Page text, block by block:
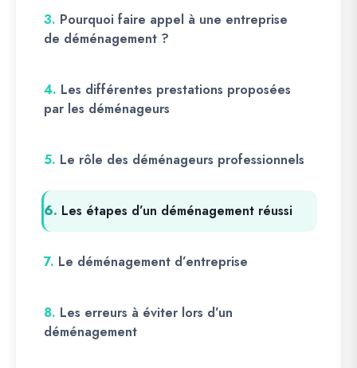
3. Pourquoi faire appel à une entreprise
de déménagement ?
4. Les différentes prestations proposées
par les déménageurs
5. Le rôle des déménageurs professionnels
6. Les étapes d’un déménagement réussi
7. Le déménagement d’entreprise
8. Les erreurs à éviter lors d’un
déménagement